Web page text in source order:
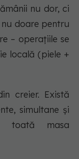
nu dor, ci
doare pentru
– operațiile se
locală (piele +
creier. Există
simultane și
toată masa